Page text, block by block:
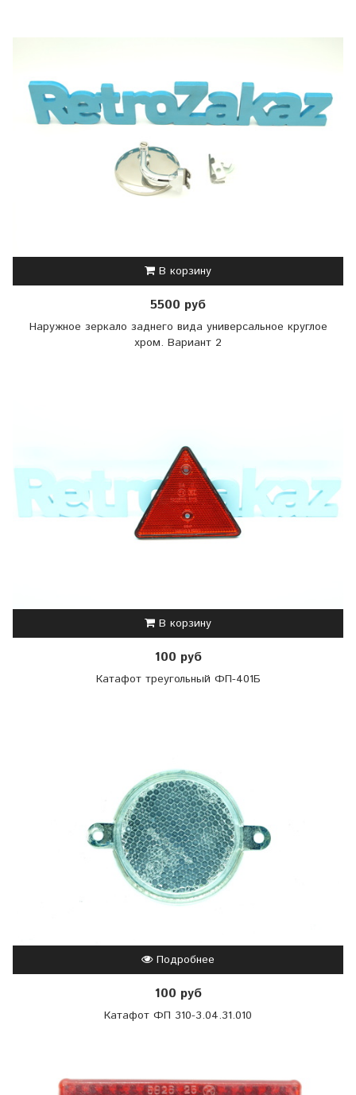
В корзину
5500 руб
Наружное зеркало заднего вида универсальное круглое
хром. Вариант 2
В корзину
100 руб
Катафот треугольный ФП-401Б
Подробнее
100 руб
Катафот ФП 310-3.04.31.010